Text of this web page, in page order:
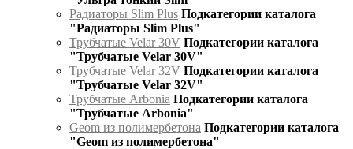
Радиаторы Slim Plus Подкатегории каталога
"Радиаторы Slim Plus"
Трубчатые Velar 30V Подкатегории каталога
"Трубчатые Velar 30V"
Трубчатые Velar 32V Подкатегории каталога
"Трубчатые Velar 32V"
Трубчатые Arbonia Подкатегории каталога
"Трубчатые Arbonia"
Geom из полимербетона Подкатегории каталога
"Geom из полимербетона"